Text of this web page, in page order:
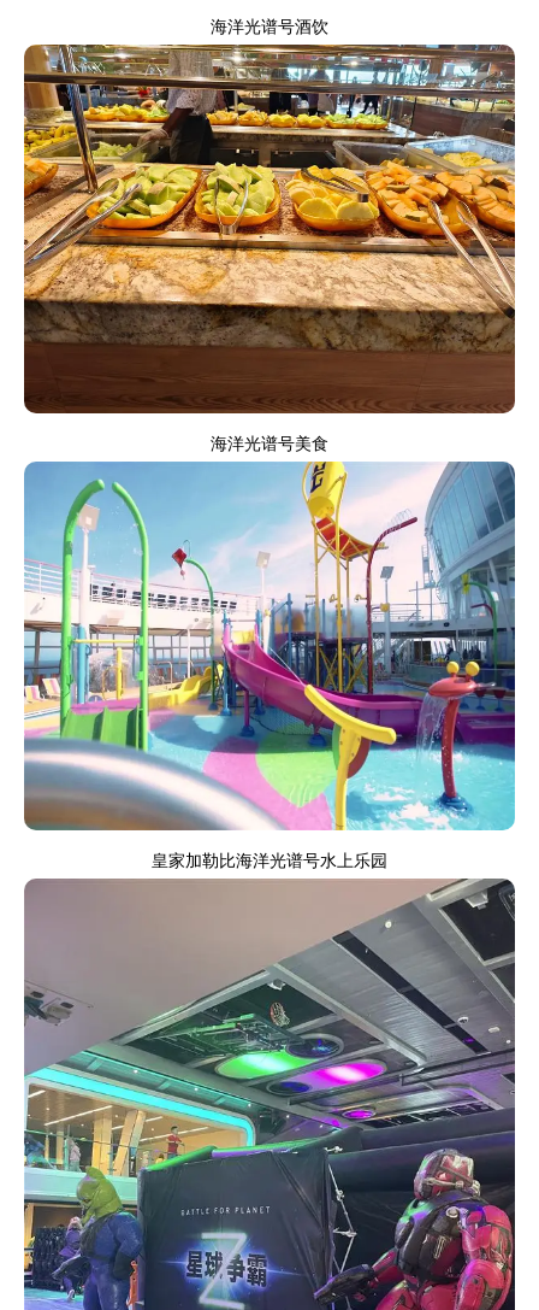
海洋光谱号酒饮
海洋光谱号美食
皇家加勒比海洋光谱号水上乐园